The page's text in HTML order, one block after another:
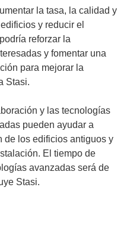
la tasa, la calidad y
y reducir el
reforzar la
y fomentar una
para mejorar la
Stasi.
y las tecnologías
pueden ayudar a
de los edificios antiguos y
El tiempo de
avanzadas será de
Stasi.